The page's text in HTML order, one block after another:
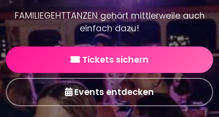
FAMILIEGEHTTANZEN gehört mittlerweile auch
einfach dazu!
Tickets sichern
Events entdecken